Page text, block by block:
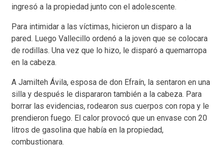
ingresó a la propiedad junto con el adolescente.
Para intimidar a las víctimas, hicieron un disparo a la
pared. Luego Vallecillo ordenó a la joven que se colocara
de rodillas. Una vez que lo hizo, le disparó a quemarropa
en la cabeza.
A Jamilteh Ávila, esposa de don Efraín, la sentaron en una
silla y después le dispararon también a la cabeza. Para
borrar las evidencias, rodearon sus cuerpos con ropa y le
prendieron fuego. El calor provocó que un envase con 20
litros de gasolina que había en la propiedad,
combustionara.